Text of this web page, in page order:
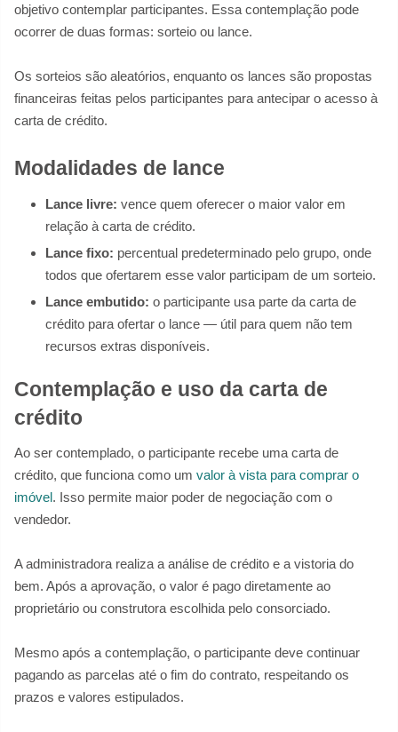
objetivo contemplar participantes. Essa contemplação pode
ocorrer de duas formas: sorteio ou lance.
Os sorteios são aleatórios, enquanto os lances são propostas
financeiras feitas pelos participantes para antecipar o acesso à
carta de crédito.
Modalidades de lance
Lance livre: vence quem oferecer o maior valor em
relação à carta de crédito.
Lance fixo: percentual predeterminado pelo grupo, onde
todos que ofertarem esse valor participam de um sorteio.
Lance embutido: o participante usa parte da carta de
crédito para ofertar o lance — útil para quem não tem
recursos extras disponíveis.
Contemplação e uso da carta de
crédito
Ao ser contemplado, o participante recebe uma carta de
crédito, que funciona como um valor à vista para comprar o
imóvel. Isso permite maior poder de negociação com o
vendedor.
A administradora realiza a análise de crédito e a vistoria do
bem. Após a aprovação, o valor é pago diretamente ao
proprietário ou construtora escolhida pelo consorciado.
Mesmo após a contemplação, o participante deve continuar
pagando as parcelas até o fim do contrato, respeitando os
prazos e valores estipulados.